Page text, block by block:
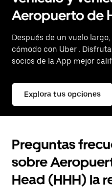
Aeropuerto de
Después de un vuelo
cómodo con Uber
.
socios de la App mejor
Explora tus opciones
Preguntas
sobre
Head (HHH) la